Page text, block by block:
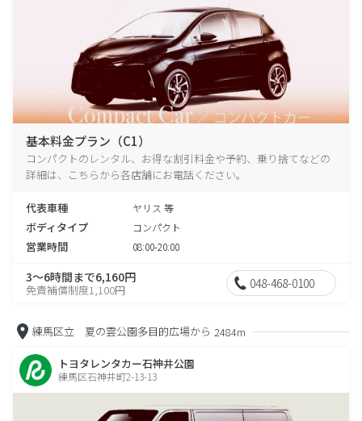
基本料金プラン（C1）
コンパクトのレンタル、お得な割引料金や予約、乗り捨てなどの
詳細は、こちらから各店舗にお電話ください。
代表車種 ヤリス 等
ボディタイプ コンパクト
営業時間 08:00-20:00
3～6時間まで6,160円
免責補償制度1,100円 048-468-0100
練馬区立 夏の雲公園多目的広場から 2484m
トヨタレンタカー石神井公園
練馬区石神井町2-13-13